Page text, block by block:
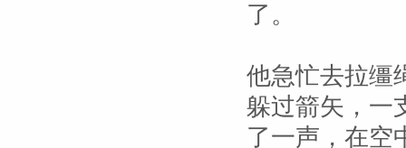
了。
他急忙去拉缰
躲过箭矢，一
了一声，在空